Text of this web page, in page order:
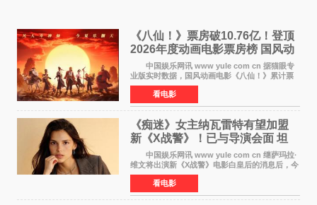
《八仙！》票房破10.76亿！登顶
2026年度动画电影票房榜 国风动
画逆袭暑期档
中国娱乐网讯 www yule com cn 据猫眼专
业版实时数据，国风动画电影《八仙！》累计票
房突破10 76亿元，超过《熊出没·年年有熊》，
暂列2026年度动画影片票房榜冠军。该片自暑期
档登陆院线以
看电影
《痴迷》女主纳瓦雷特有望加盟
新《X战警》！已与导演会面 坦
言“魔形女一直很酷”
中国娱乐网讯 www yule com cn 继萨玛拉·
维文将出演新《X战警》电影白皇后的消息后，今
年暑期档大热恐怖片《痴迷》女主角印达·纳瓦雷
特也有望加盟这部备受瞩目的漫威新作——目前
还处于有
看电影